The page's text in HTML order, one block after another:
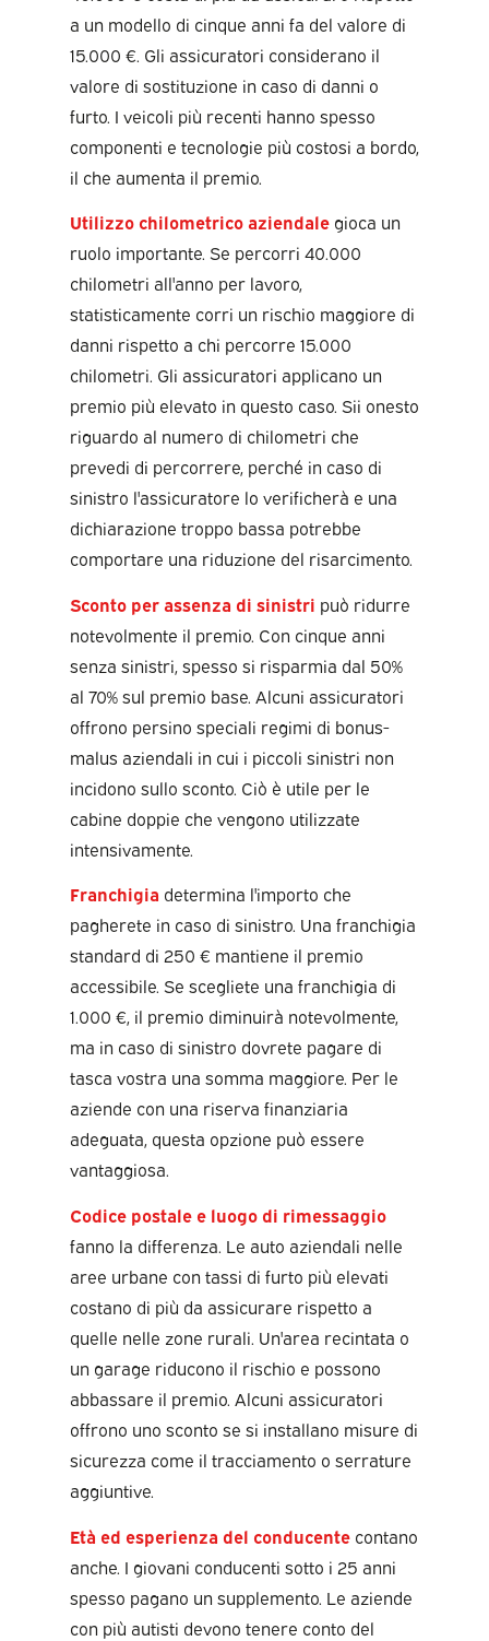
a un modello di cinque anni fa del valore di
15.000 €. Gli assicuratori considerano il
valore di sostituzione in caso di danni o
furto. I veicoli più recenti hanno spesso
componenti e tecnologie più costosi a bordo,
il che aumenta il premio.
Utilizzo chilometrico aziendalegioca un
ruolo importante. Se percorri 40.000
chilometri all'anno per lavoro,
statisticamente corri un rischio maggiore di
danni rispetto a chi percorre 15.000
chilometri. Gli assicuratori applicano un
premio più elevato in questo caso. Sii onesto
riguardo al numero di chilometri che
prevedi di percorrere, perché in caso di
sinistro l'assicuratore lo verificherà e una
dichiarazione troppo bassa potrebbe
comportare una riduzione del risarcimento.
Sconto per assenza di sinistri può ridurre
notevolmente il premio. Con cinque anni
senza sinistri, spesso si risparmia dal 50%
al 70% sul premio base. Alcuni assicuratori
offrono persino speciali regimi di bonus-
malus aziendali in cui i piccoli sinistri non
incidono sullo sconto. Ciò è utile per le
cabine doppie che vengono utilizzate
intensivamente.
Franchigia determina l'importo che
pagherete in caso di sinistro. Una franchigia
standard di 250 € mantiene il premio
accessibile. Se scegliete una franchigia di
1.000 €, il premio diminuirà notevolmente,
ma in caso di sinistro dovrete pagare di
tasca vostra una somma maggiore. Per le
aziende con una riserva finanziaria
adeguata, questa opzione può essere
vantaggiosa.
Codice postale e luogo di rimessaggio
fanno la differenza. Le auto aziendali nelle
aree urbane con tassi di furto più elevati
costano di più da assicurare rispetto a
quelle nelle zone rurali. Un'area recintata o
un garage riducono il rischio e possono
abbassare il premio. Alcuni assicuratori
offrono uno sconto se si installano misure di
sicurezza come il tracciamento o serrature
aggiuntive.
Età ed esperienza del conducentecontano
anche. I giovani conducenti sotto i 25 anni
spesso pagano un supplemento. Le aziende
con più autisti devono tenere conto del